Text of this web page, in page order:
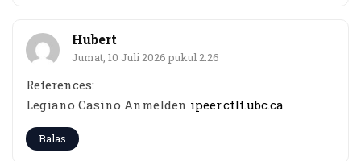
Hubert
Jumat, 10 Juli 2026 pukul 2:26
References:
Legiano Casino Anmelden ipeer.ctlt.ubc.ca
Balas